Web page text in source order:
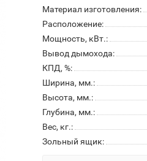
Материал изготовления:
Расположение:
Мощность, кВт.:
Вывод дымохода:
КПД, %:
Ширина, мм.:
Высота, мм.:
Глубина, мм.:
Вес, кг.:
Зольный ящик: